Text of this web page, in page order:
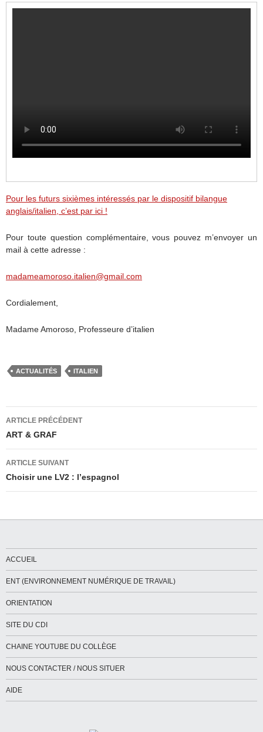
Pour les futurs sixièmes intéressés par le dispositif bilangue
anglais/italien, c’est par ici !
Pour toute question complémentaire, vous pouvez m’envoyer un
mail à cette adresse :
madameamoroso.italien@gmail.com
Cordialement,
Madame Amoroso, Professeure d’italien
ACTUALITÉS ITALIEN
Navigation
des
articles
ARTICLE PRÉCÉDENT
ART & GRAF
ARTICLE SUIVANT
Choisir une LV2 : l’espagnol
ACCUEIL
ENT (ENVIRONNEMENT NUMÉRIQUE DE TRAVAIL)
ORIENTATION
SITE DU CDI
CHAINE YOUTUBE DU COLLÈGE
NOUS CONTACTER / NOUS SITUER
AIDE